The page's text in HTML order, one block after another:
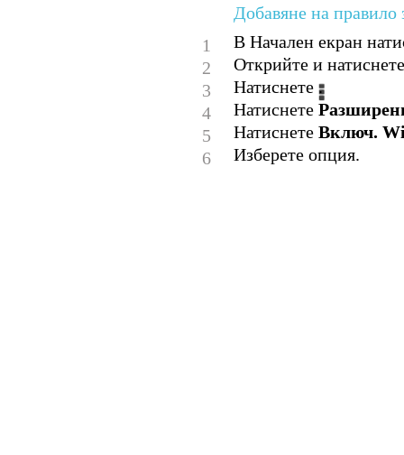
Добавяне на
1
В Начален екран
2
Открийте и
3
Натиснете .
4
Натиснете
5
Натиснете Включ.
6
Изберете опция.